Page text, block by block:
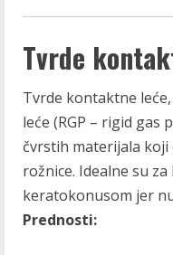
Tvrde
Tvrde kontaktne
leće (RGP – rigid gas
čvrstih materijala
rožnice. Idealne su
keratokonusom jer
Prednosti: